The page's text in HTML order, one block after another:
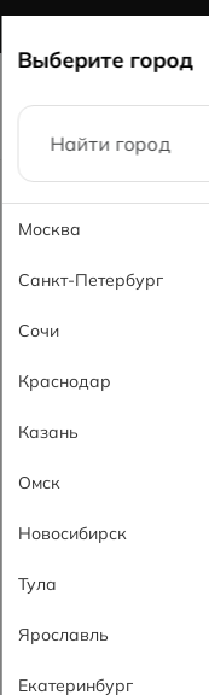
Главная Каталог
Манилла шоколад MT
Выберите город
Москва
Санкт-Петербург
Сочи
Краснодар
Казань
Омск
Новосибирск
Тула
Ярославль
Екатеринбург